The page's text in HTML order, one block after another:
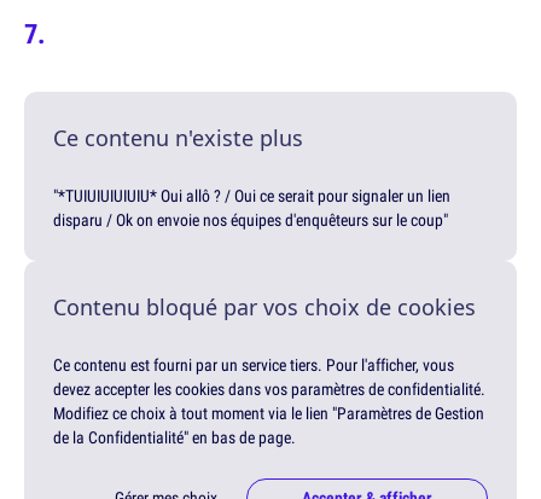
Ce contenu n'existe plus
"*TUIUIUIUIUIU* Oui allô ? / Oui ce serait pour signaler un lien
disparu / Ok on envoie nos équipes d'enquêteurs sur le coup"
Contenu bloqué par vos choix de cookies
Ce contenu est fourni par un service tiers. Pour l'afficher, vous
devez accepter les cookies dans vos paramètres de confidentialité.
Modifiez ce choix à tout moment via le lien "Paramètres de Gestion
de la Confidentialité" en bas de page.